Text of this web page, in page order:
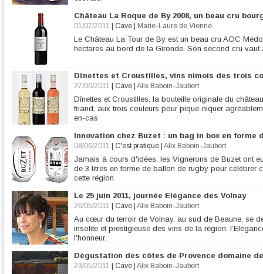
Château La Roque de By 2008, un beau cru
01/07/2011 Cave Marie-Laure de Vienne
Le Château La Tour de By est un beau cru AOC
hectares au bord de la Gironde. Son second cru vaut
Dînettes et Croustilles, vins nimois des trois
27/06/2011 Cave Alix Baboin-Jaubert
Dînettes et Croustilles, la bouteille originale du
friand, aux trois couleurs pour pique-niquer
en-cas
Innovation chez Buzet : un bag in box en forme
08/06/2011 C'est pratique Alix Baboin-Jaubert
Jamais à cours d'idées, les Vignerons de Buzet ont
de 3 litres en forme de ballon de rugby pour célébrer
cette région.
Le 25 juin 2011, journée Elégance des Volnay
26/05/2011 Cave Alix Baboin-Jaubert
Au cœur du terroir de Volnay, au sud de Beaune, se
insolite et prestigieuse des vins de la région:
l'honneur.
Dégustation des côtes de Provence domaine
23/05/2011 Cave Alix Baboin-Jaubert